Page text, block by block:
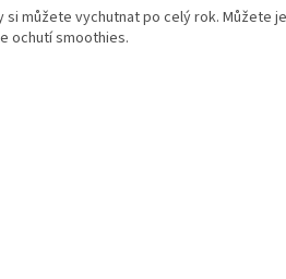
můžete vychutnat po celý rok. Můžete
ochutí smoothies.